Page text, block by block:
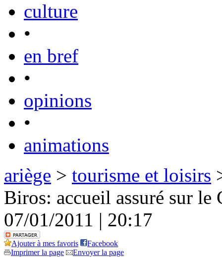
culture
•
en bref
•
opinions
•
animations
ariège > tourisme et loisirs
Biros: accueil assuré sur le
07/01/2011 | 20:17
Ajouter à mes favoris
Facebook
Imprimer la page
Envoyer la page